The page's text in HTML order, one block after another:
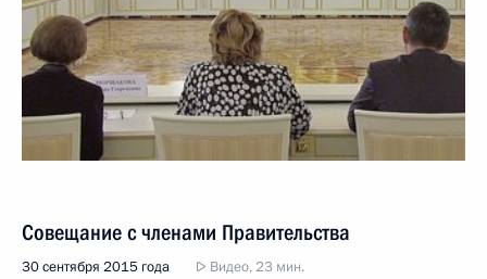
Совещание с членами Правительства
30 сентября 2015 года Видео, 23 мин.